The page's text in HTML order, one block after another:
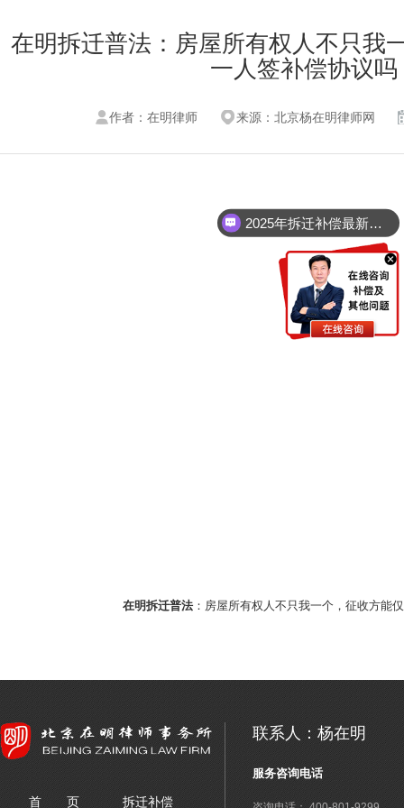
在明拆迁普法：房屋所有权人不只我
一人签补偿协议吗
作者：在明律师 来源：北京杨在明律师网
在明拆迁普法：房屋所有权人不只我一个，征收方能
首 页 拆迁补偿
联系人：杨在明
服务咨询电话
2025年拆迁补偿最新标准